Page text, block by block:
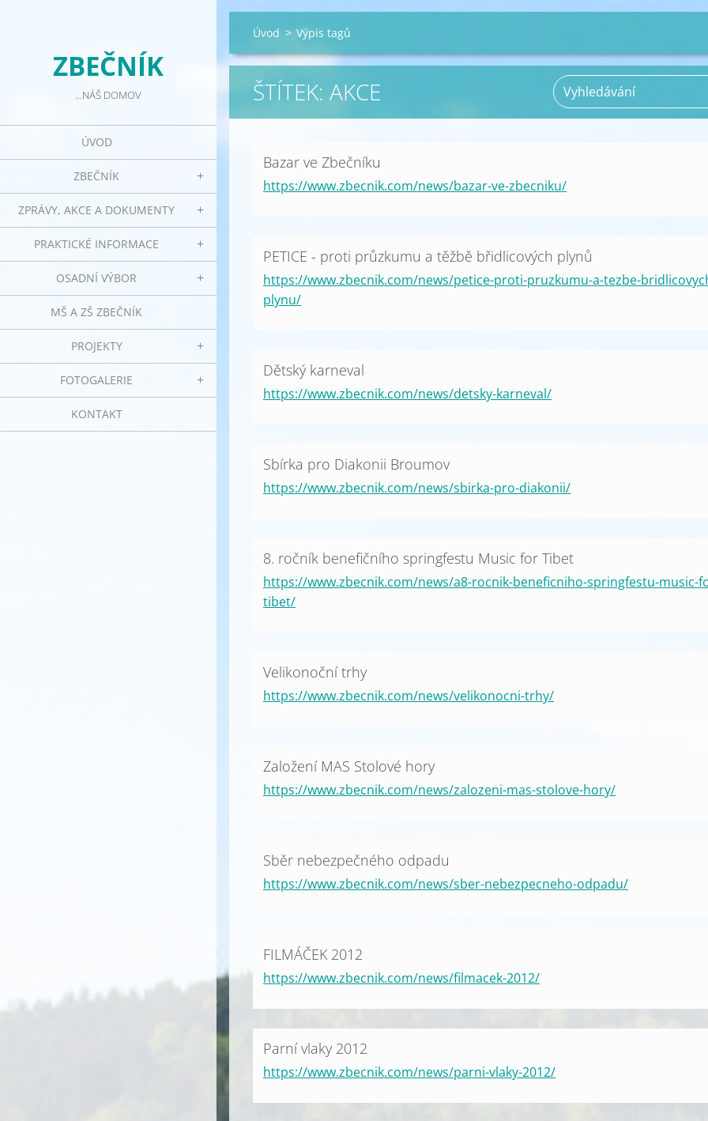
ZBEČNÍK
...NÁŠ DOMOV
ÚVOD
ZBEČNÍK
ZPRÁVY, AKCE A DOKUMENTY
PRAKTICKÉ INFORMACE
OSADNÍ VÝBOR
MŠ A ZŠ ZBEČNÍK
PROJEKTY
FOTOGALERIE
KONTAKT
Úvod > Výpis tagů
ŠTÍTEK: AKCE
Bazar ve Zbečníku
https://www.zbecnik.com/news/bazar-ve-zbecniku/
PETICE - proti průzkumu a těžbě břidlicových plynů
https://www.zbecnik.com/news/petice-proti-pruzkumu-a-tezbe-
plynu/
Dětský karneval
https://www.zbecnik.com/news/detsky-karneval/
Sbírka pro Diakonii Broumov
https://www.zbecnik.com/news/sbirka-pro-diakonii/
8. ročník benefičního springfestu Music for Tibet
https://www.zbecnik.com/news/a8-rocnik-beneficniho-springfestu-music-
tibet/
Velikonoční trhy
https://www.zbecnik.com/news/velikonocni-trhy/
Založení MAS Stolové hory
https://www.zbecnik.com/news/zalozeni-mas-stolove-hory/
Sběr nebezpečného odpadu
https://www.zbecnik.com/news/sber-nebezpecneho-odpadu/
FILMÁČEK 2012
https://www.zbecnik.com/news/filmacek-2012/
Parní vlaky 2012
https://www.zbecnik.com/news/parni-vlaky-2012/